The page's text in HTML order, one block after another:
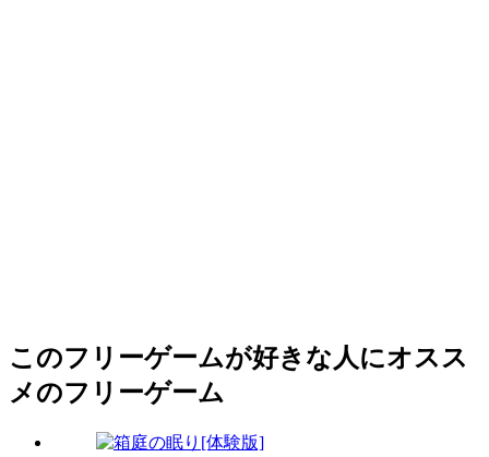
このフリーゲームが好きな人にオスス
メのフリーゲーム